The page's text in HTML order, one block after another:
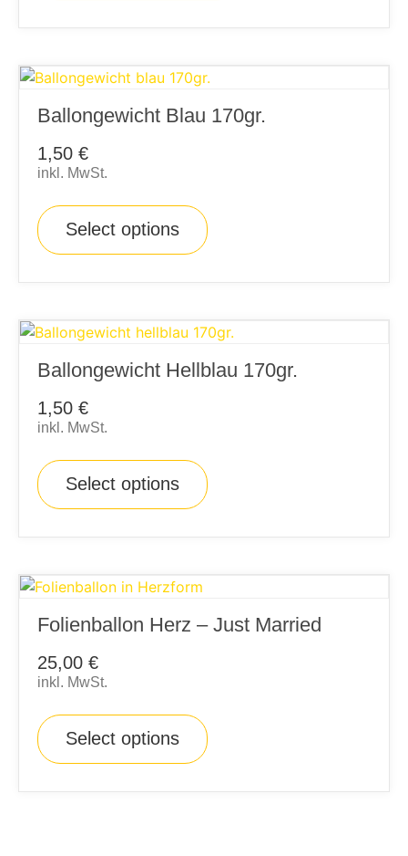
Ballongewicht Blau 170gr.
1,50 €
inkl. MwSt.
Select options
Ballongewicht Hellblau 170gr.
1,50 €
inkl. MwSt.
Select options
Folienballon Herz – Just Married
25,00 €
inkl. MwSt.
Select options